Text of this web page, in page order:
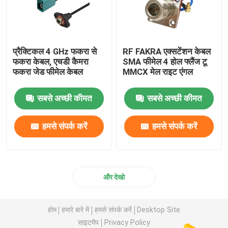
प्रैक्टिकल 4 GHz फकरा से
फकरा केबल, एचडी कैमरा
फकरा जेड फीमेल केबल
सबसे अच्छी कीमत
हमसे संपर्क करें
RF FAKRA एक्सटेंशन केबल
SMA फीमेल 4 होल फ्लैंज टू
MMCX मेल राइट एंगल
सबसे अच्छी कीमत
हमसे संपर्क करें
और देखो
होम हमारे बारे में हमसे संपर्क करें
Desktop Site
साइटमैप
Privacy Policy